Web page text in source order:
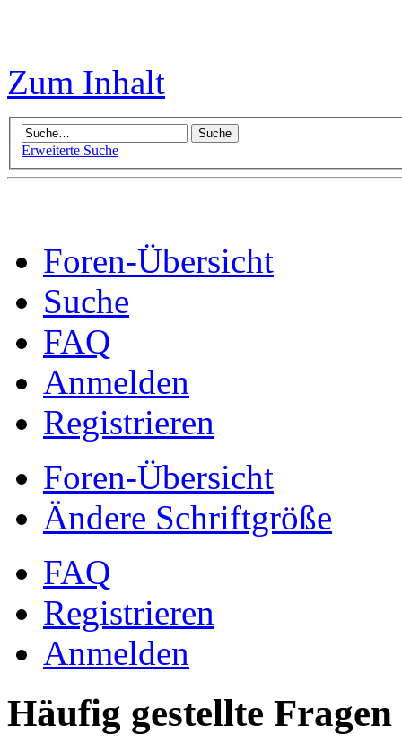
Zum Inhalt
Erweiterte Suche
Foren-Übersicht
Suche
FAQ
Anmelden
Registrieren
Foren-Übersicht
Ändere Schriftgröße
FAQ
Registrieren
Anmelden
Häufig gestellte Fragen